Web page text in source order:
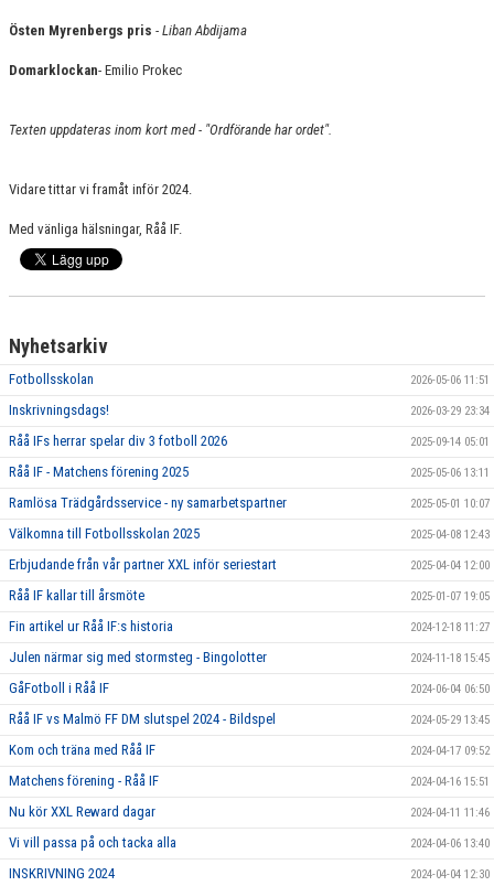
Östen Myrenbergs pris - Liban Abdijama
Domarklockan- Emilio Prokec
Texten uppdateras inom kort med - "Ordförande har ordet".
Vidare tittar vi framåt inför 2024.
Med vänliga hälsningar, Råå IF.
Nyhetsarkiv
Fotbollsskolan 2026-05-06 11:51
Inskrivningsdags! 2026-03-29 23:34
Råå IFs herrar spelar div 3 fotboll 2026 2025-09-14 05:01
Råå IF - Matchens förening 2025 2025-05-06 13:11
Ramlösa Trädgårdsservice - ny samarbetspartner 2025-05-01 10:07
Välkomna till Fotbollsskolan 2025 2025-04-08 12:43
Erbjudande från vår partner XXL inför seriestart 2025-04-04 12:00
Råå IF kallar till årsmöte 2025-01-07 19:05
Fin artikel ur Råå IF:s historia 2024-12-18 11:27
Julen närmar sig med stormsteg - Bingolotter 2024-11-18 15:45
GåFotboll i Råå IF 2024-06-04 06:50
Råå IF vs Malmö FF DM slutspel 2024 - Bildspel 2024-05-29 13:45
Kom och träna med Råå IF 2024-04-17 09:52
Matchens förening - Råå IF 2024-04-16 15:51
Nu kör XXL Reward dagar 2024-04-11 11:46
Vi vill passa på och tacka alla 2024-04-06 13:40
INSKRIVNING 2024 2024-04-04 12:30